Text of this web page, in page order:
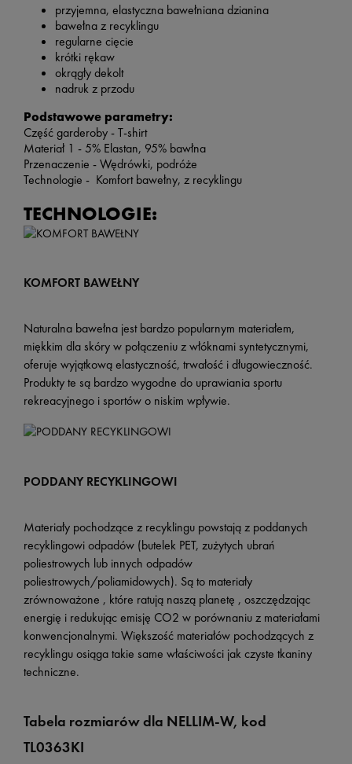
przyjemna, elastyczna bawełniana dzianina
bawełna z recyklingu
regularne cięcie
krótki rękaw
okrągły dekolt
nadruk z przodu
Podstawowe parametry:
Część garderoby - T-shirt
Materiał 1 - 5% Elastan, 95% bawłna
Przenaczenie - Wędrówki, podróże
Technologie - Komfort bawełny, z recyklingu
TECHNOLOGIE:
KOMFORT BAWEŁNY
Naturalna bawełna jest bardzo popularnym materiałem,
miękkim dla skóry w połączeniu z włóknami syntetycznymi,
oferuje wyjątkową elastyczność, trwałość i długowieczność.
Produkty te są bardzo wygodne do uprawiania sportu
rekreacyjnego i sportów o niskim wpływie.
PODDANY RECYKLINGOWI
Materiały pochodzące z recyklingu powstają z poddanych
recyklingowi odpadów (butelek PET, zużytych ubrań
poliestrowych lub innych odpadów
poliestrowych/poliamidowych). Są to materiały
zrównoważone , które ratują naszą planetę , oszczędzając
energię i redukując emisję CO2 w porównaniu z materiałami
konwencjonalnymi. Większość materiałów pochodzących z
recyklingu osiąga takie same właściwości jak czyste tkaniny
techniczne.
Tabela rozmiarówdla NELLIM-W, kod
TL0363KI